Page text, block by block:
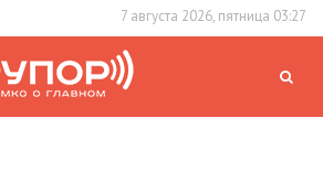
7 августа 2026, пятница 03:27